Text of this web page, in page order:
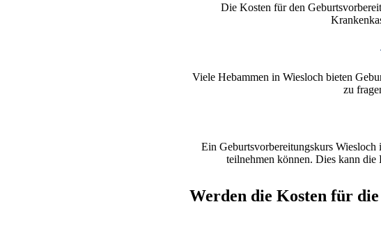
Die Kosten für den
Viele Hebammen in Wiesloch bieten
zu
Ein Geburtsvorbereitungskurs
teilnehmen können. Dies kann
Werden die Kosten für